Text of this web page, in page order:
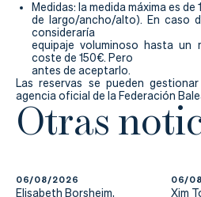
Medidas: la medida máxima es de
de largo/ancho/alto). En caso
consideraría
equipaje voluminoso hasta un
coste de 150€. Pero
antes de aceptarlo.
Las reservas se pueden
agencia oficial de la Federación
Otras
06/08/2026
Elisabeth Borsheim,
06/
Xim